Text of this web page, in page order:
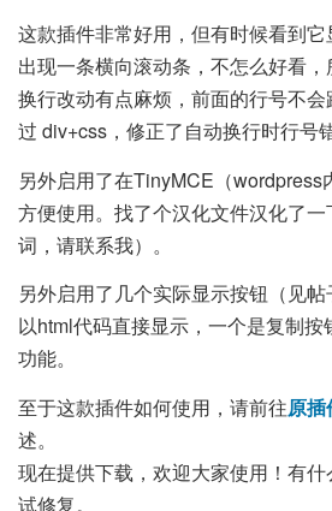
这款插件非常好用，但有时候看到
出现一条横向滚动条，不怎么好看，
换行改动有点麻烦，前面的行号不会
过 div+css，修正了自动换行时行号
另外启用了在TinyMCE（wordpress
方便使用。找了个汉化文件汉化了
词，请联系我）。
另外启用了几个实际显示按钮（见
以html代码直接显示，一个是复制
功能。
至于这款插件如何使用，请前往原插
述。
现在提供下载，欢迎大家使用！有
试修复。